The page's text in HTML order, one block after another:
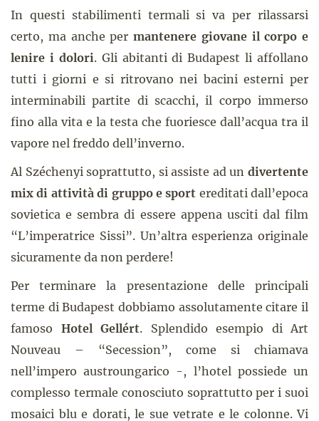
In questi stabilimenti termali si va per rilassarsi
certo, ma anche per mantenere giovane il corpo e
lenire i dolori. Gli abitanti di Budapest li affollano
tutti i giorni e si ritrovano nei bacini esterni per
interminabili partite di scacchi, il corpo immerso
fino alla vita e la testa che fuoriesce dall’acqua tra il
vapore nel freddo dell’inverno.
Al Széchenyi soprattutto, si assiste ad un divertente
mix di attività di gruppo e sport ereditati dall’epoca
sovietica e sembra di essere appena usciti dal film
“L’imperatrice Sissi”. Un’altra esperienza originale
sicuramente da non perdere!
Per terminare la presentazione delle principali
terme di Budapest dobbiamo assolutamente citare il
famoso Hotel Gellért. Splendido esempio di Art
Nouveau – “Secession”, come si chiamava
nell’impero austroungarico -, l’hotel possiede un
complesso termale conosciuto soprattutto per i suoi
mosaici blu e dorati, le sue vetrate e le colonne. Vi